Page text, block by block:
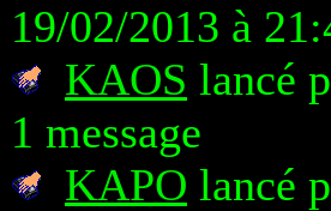
19/02/2013 à
KAOS lancé
1 message
KAPO lancé